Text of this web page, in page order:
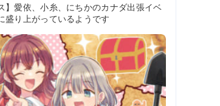
】愛依、小糸、にちかのカナダ出張イベ
盛り上がっているようです